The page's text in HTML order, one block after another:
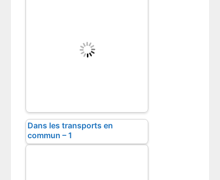
Dans les transports en
commun – 1